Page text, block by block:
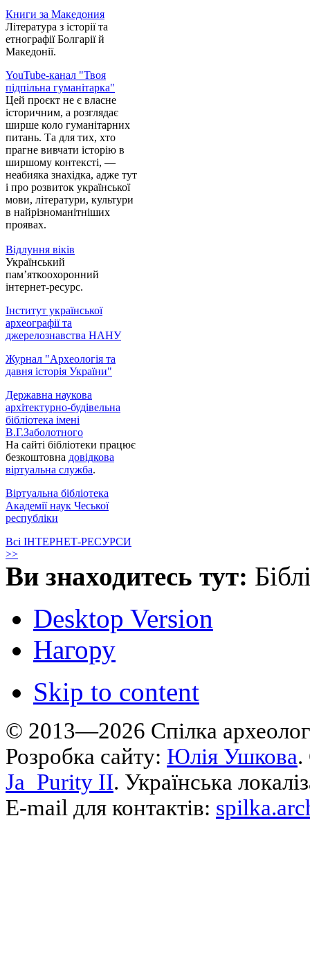
Книги за Македония
Література з історії та
етнографії Болгарії й
Македонії.
YouTube-канал "Твоя
підпільна гуманітарка"
Цей проєкт не є власне
історичним, а розглядає
ширше коло гуманітарних
питань. Та для тих, хто
прагне вивчати історію в
ширшому контексті, —
неабияка знахідка, адже тут
і про розвиток української
мови, літератури, культури
в найрізноманітніших
проявах.
Відлуння віків
Український
пам’яткоохоронний
інтернет-ресурс.
Інститут української
археографії та
джерелознавства НАНУ
Журнал "Археологія та
давня історія України"
Державна наукова
архітектурно-будівельна
бібліотека імені
В.Г.Заболотного
На сайті бібліотеки працює
безкоштовна довідкова
віртуальна служба.
Віртуальна бібліотека
Академії наук Чеської
республіки
Всі ІНТЕРНЕТ-РЕСУРСИ
>>
Ви знаходитесь тут:
Desktop Version
Нагору
Skip to content
© 2013—2026 Cпілка
Розробка сайту: Юлія Ушкова.
Ja_Purity II. Українська
E-mail для контактів: